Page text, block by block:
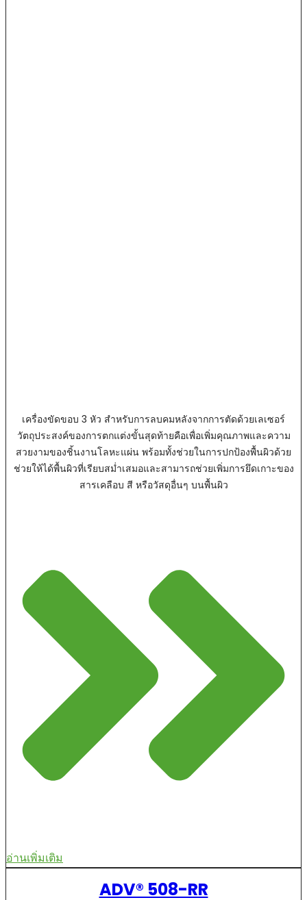
เครื่องขัดขอบ 3 หัว สำหรับการลบคมหลังจากการตัดด้วยเลเซอร์
วัตถุประสงค์ของการตกแต่งขั้นสุดท้ายคือเพื่อเพิ่มคุณภาพและความ
สวยงามของชิ้นงานโลหะแผ่น พร้อมทั้งช่วยในการปกป้องพื้นผิวด้วย
ช่วยให้ได้พื้นผิวที่เรียบสม่ำเสมอและสามารถช่วยเพิ่มการยึดเกาะของ
สารเคลือบ สี หรือวัสดุอื่นๆ บนพื้นผิว
อ่านเพิ่มเติม
ADV® 508-RR